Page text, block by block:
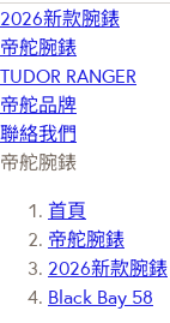
2026新款腕錶
帝舵腕錶
TUDOR RANGER
帝舵品牌
聯絡我們
帝舵腕錶
首頁
帝舵腕錶
2026新款腕錶
Black Bay 58